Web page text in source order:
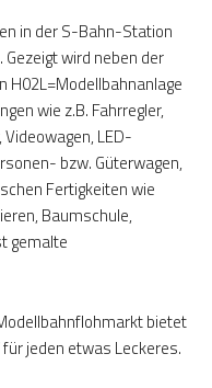
in der S-Bahn-Station
wird neben der
H02L=Modellbahnanlage
wie z.B. Fahrregler,
LED-
bzw. Güterwagen,
Fertigkeiten wie
Baumschule,
gemalte
bietet
jeden etwas Leckeres.